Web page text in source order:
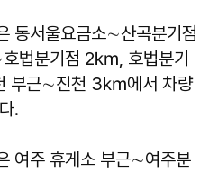
동서울요금소∼산곡분기점
법분기점 2㎞, 호법분기
부근∼진천 3㎞에서 차량
.
여주 휴게소 부근∼여주분